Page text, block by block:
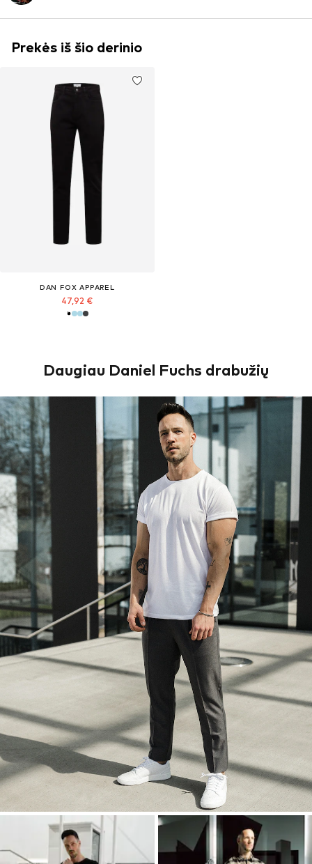
Prekės iš šio derinio
DAN FOX APPAREL
47,92 €
Daugiau Daniel Fuchs drabužių